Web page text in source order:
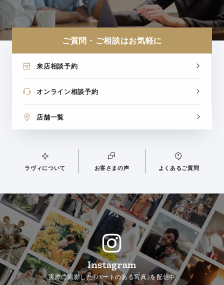
ご質問・ご相談はお気軽に
来店相談予約
オンライン相談予約
店舗一覧
ラヴィについて お客さまの声 よくあるご質問
Instagram
実際に撮影した「ハートのある写真」を配信中